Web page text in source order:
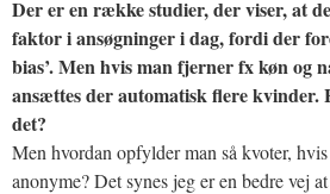
Der er en række studier, der viser, at
faktor i ansøgninger i dag, fordi der
bias’. Men hvis man fjerner fx køn og
ansættes der automatisk flere
det?
Men hvordan opfylder man så kvoter,
anonyme? Det synes jeg er en bedre vej